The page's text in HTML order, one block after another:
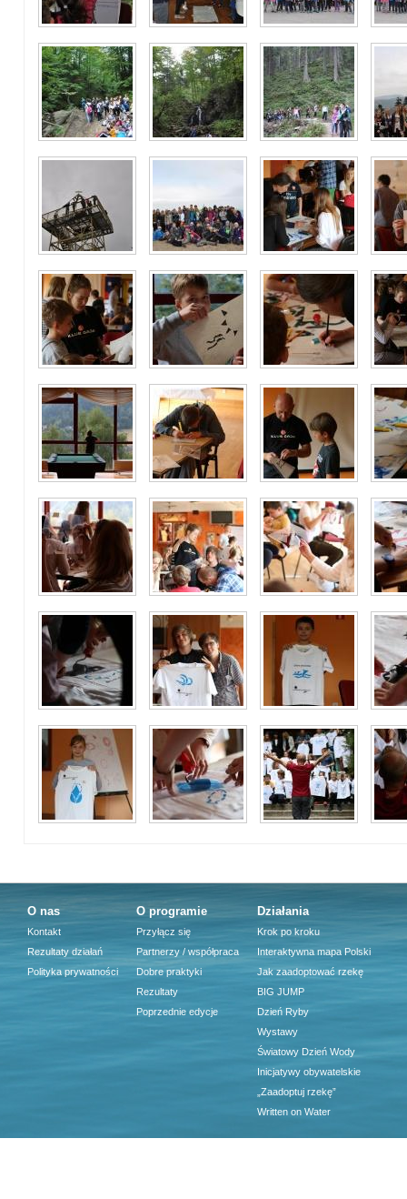
O nas
Kontakt
Rezultaty działań
Polityka prywatności
O programie
Przyłącz się
Partnerzy / współpraca
Dobre praktyki
Rezultaty
Poprzednie edycje
Działania
Krok po kroku
Interaktywna mapa Polski
Jak zaadoptować rzekę
BIG JUMP
Dzień Ryby
Wystawy
Światowy Dzień Wody
Inicjatywy obywatelskie
„Zaadoptuj rzekę”
Written on Water